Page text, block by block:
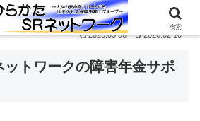
2025.05.06 2026.02.10
ットワークの障害年金サポ
検索